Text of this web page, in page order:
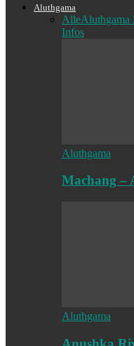
Aluthgama
AlleAluthgama
Infos
Aluthgama
Machang –
Aluthgama